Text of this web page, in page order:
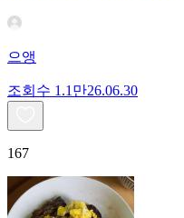
으앵
조회수 1.1만26.06.30
167